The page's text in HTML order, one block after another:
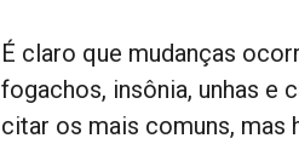
É claro que mudanças
fogachos, insônia, unhas e
citar os mais comuns, mas